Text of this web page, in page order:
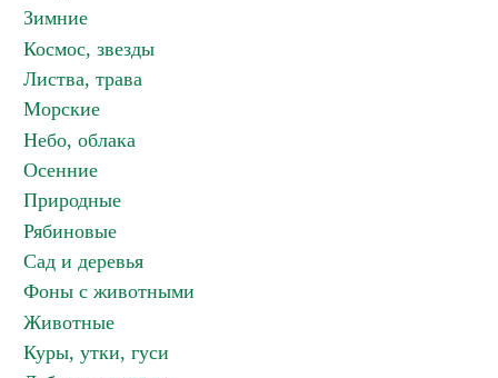
Зимние
Космос, звезды
Листва, трава
Морские
Небо, облака
Осенние
Природные
Рябиновые
Сад и деревья
Фоны с животными
Животные
Куры, утки, гуси